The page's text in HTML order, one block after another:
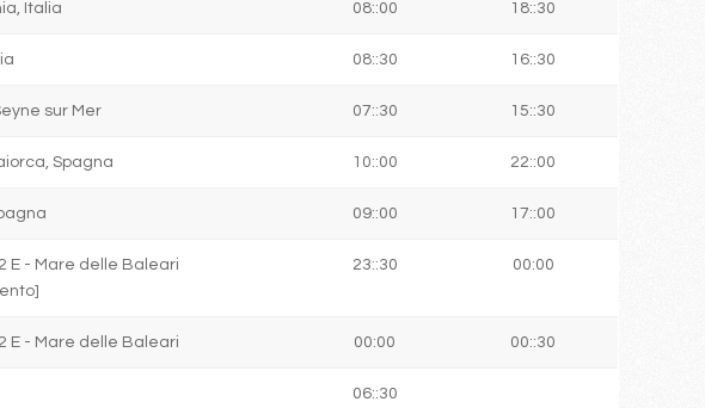
Italia 08::00 18::30
08::30 16::30
sur Mer 07::30 15::30
Spagna 10::00 22::00
09::00 17::00
E - Mare delle Baleari
23::30 00:00
E - Mare delle Baleari 00:00 00::30
06::30